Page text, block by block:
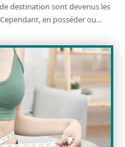
destination sont devenus les
en posséder ou…